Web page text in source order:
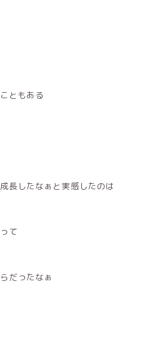
ともある
長したなぁと実感したのは
て
だったなぁ